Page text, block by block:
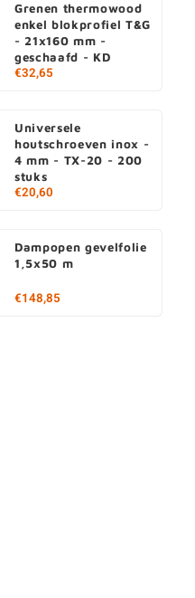
Grenen thermowood
enkel blokprofiel T&G
- 21x160 mm -
geschaafd - KD
€32,65
Universele
houtschroeven inox -
4 mm - TX-20 - 200
stuks
€20,60
Dampopen gevelfolie
1,5x50 m
€148,85